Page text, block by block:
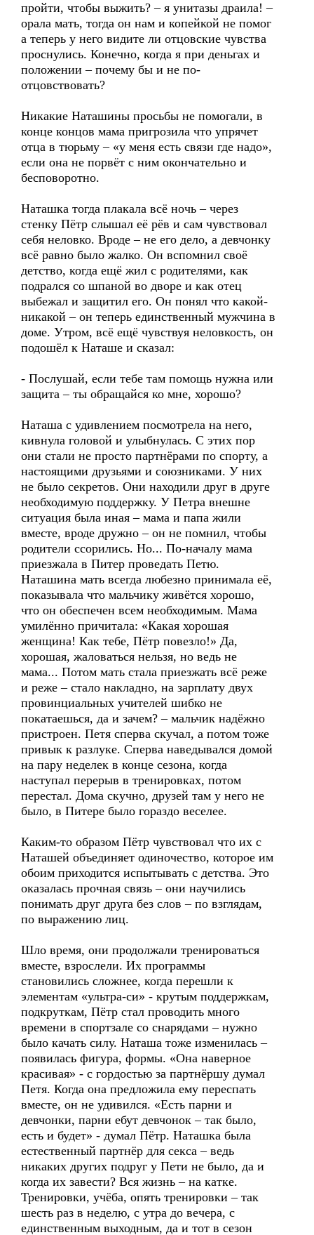
пройти, чтобы выжить? – я унитазы драила! –
орала мать, тогда он нам и копейкой не помог
а теперь у него видите ли отцовские чувства
проснулись. Конечно, когда я при деньгах и
положении – почему бы и не по-
отцовствовать?
Никакие Наташины просьбы не помогали, в
конце концов мама пригрозила что упрячет
отца в тюрьму – «у меня есть связи где надо»,
если она не порвёт с ним окончательно и
бесповоротно.
Наташка тогда плакала всё ночь – через
стенку Пётр слышал её рёв и сам чувствовал
себя неловко. Вроде – не его дело, а девчонку
всё равно было жалко. Он вспомнил своё
детство, когда ещё жил с родителями, как
подрался со шпаной во дворе и как отец
выбежал и защитил его. Он понял что какой-
никакой – он теперь единственный мужчина в
доме. Утром, всё ещё чувствуя неловкость, он
подошёл к Наташе и сказал:
- Послушай, если тебе там помощь нужна или
защита – ты обращайся ко мне, хорошо?
Наташа с удивлением посмотрела на него,
кивнула головой и улыбнулась. С этих пор
они стали не просто партнёрами по спорту, а
настоящими друзьями и союзниками. У них
не было секретов. Они находили друг в друге
необходимую поддержку. У Петра внешне
ситуация была иная – мама и папа жили
вместе, вроде дружно – он не помнил, чтобы
родители ссорились. Но... По-началу мама
приезжала в Питер проведать Петю.
Наташина мать всегда любезно принимала её,
показывала что мальчику живётся хорошо,
что он обеспечен всем необходимым. Мама
умилённо причитала: «Какая хорошая
женщина! Как тебе, Пётр повезло!» Да,
хорошая, жаловаться нельзя, но ведь не
мама... Потом мать стала приезжать всё реже
и реже – стало накладно, на зарплату двух
провинциальных учителей шибко не
покатаешься, да и зачем? – мальчик надёжно
пристроен. Петя сперва скучал, а потом тоже
привык к разлуке. Сперва наведывался домой
на пару неделек в конце сезона, когда
наступал перерыв в тренировках, потом
перестал. Дома скучно, друзей там у него не
было, в Питере было гораздо веселее.
Каким-то образом Пётр чувствовал что их с
Наташей объединяет одиночество, которое им
обоим приходится испытывать с детства. Это
оказалась прочная связь – они научились
понимать друг друга без слов – по взглядам,
по выражению лиц.
Шло время, они продолжали тренироваться
вместе, взрослели. Их программы
становились сложнее, когда перешли к
элементам «ультра-си» - крутым поддержкам,
подкруткам, Пётр стал проводить много
времени в спортзале со снарядами – нужно
было качать силу. Наташа тоже изменилась –
появилась фигура, формы. «Она наверное
красивая» - с гордостью за партнёршу думал
Петя. Когда она предложила ему переспать
вместе, он не удивился. «Есть парни и
девчонки, парни ебут девчонок – так было,
есть и будет» - думал Пётр. Наташка была
естественный партнёр для секса – ведь
никаких других подруг у Пети не было, да и
когда их завести? Вся жизнь – на катке.
Тренировки, учёба, опять тренировки – так
шесть раз в неделю, с утра до вечера, с
единственным выходным, да и тот в сезон